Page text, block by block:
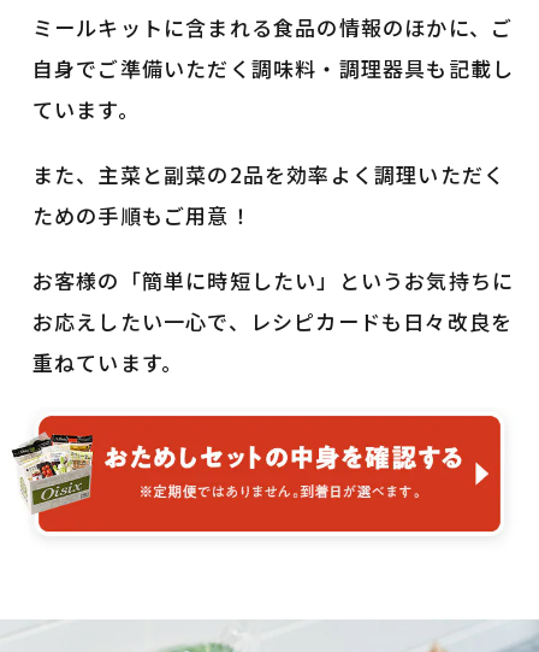
ミールキットに含まれる食品の情報のほかに、ご
自身でご準備いただく調味料・調理器具も記載し
ています。
また、主菜と副菜の2品を効率よく調理いただく
ための手順もご用意！
お客様の「簡単に時短したい」というお気持ちに
お応えしたい一心で、レシピカードも日々改良を
重ねています。